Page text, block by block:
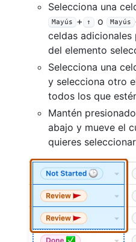
Selecciona una
Mayús + ↑ o Mayús
celdas
del elemento
Selecciona una
y selecciona otro
todos los que
Mantén
abajo y mueve el
quieres